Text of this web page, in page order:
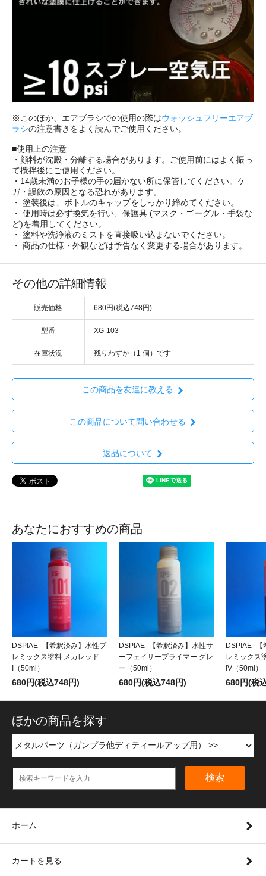
※このほか、エアブラシでの使用の際はウォッシュフリーエアブ
ラシの注意書きをよく読んでご使用ください。
■使用上の注意
・顔料が沈殿・分離する場合があります。ご使用前にはよく振っ
て攪拌後にご使用ください。
・14歳未満のお子様の手の届かない所に保管してください。ケ
ガ・誤飲の原因となる恐れがあります。
・ 塗装後は、ボトルのキャップをしっかり締めてください。
・ 使用時は必ず換気を行い、保護具 (マスク・ゴーグル・手袋な
ど)を着用してください。
・ 塗料や洗浄液のミストを直接吸い込まないでください。
・ 商品の仕様・外観などは予告なく変更する場合があります。
その他の詳細情報
販売価格 680円(税込748円)
型番 XG-103
在庫状況 残りわずか（1 個）です
この商品を友達に教える
この商品について問い合わせる
返品について
あなたにおすすめの商品
DSPIAE- 【希釈済み】水性プ
レミックス塗料 メカレッド
I（50ml）
680円(税込748円)
DSPIAE- 【希釈済み】水性サ
ーフェイサープライマー グレ
ー（50ml）
680円(税込748円)
DSPIAE- 【
レミックス
IV（50ml）
680円(税
ほかの商品を探す
検索
ホーム
カートを見る